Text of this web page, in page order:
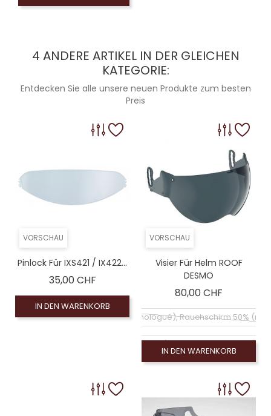
4 ANDERE ARTIKEL IN DER GLEICHEN
KATEGORIE:
Entdecken Sie alle unsere neuen Produkte zum besten
Preis
VORSCHAU
Pinlock Für IXS421 / IX422...
35,00 CHFPreis
IN DEN WARENKORB
VORSCHAU
Visier Für Helm ROOF
DESMO
80,00 CHF
Coloré (non homologué), Rauchschirm 50%
Coloré (non homologué), Leinwand Rauch 100%
Coloré (non homologué), Silberner
IN DEN WARENKORB